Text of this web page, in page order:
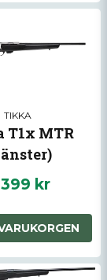
TIKKA
T1x MTR
399 kr